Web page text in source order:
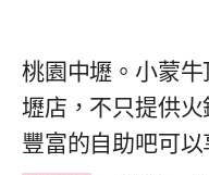
桃園中壢。小蒙
壢店，不只提供
豐富的自助吧可以